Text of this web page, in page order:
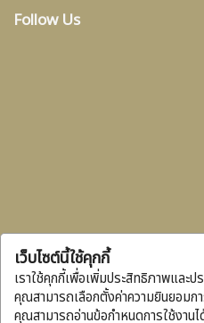
เว็บไซต์นี้ใช้คุกกี้
เราใช้คุกกี้เพื่อเพิ่มประสิทธิภาพและ
คุณสามารถเลือกตั้งค่าความยินยอมก
คุณสามารถอ่านข้อกำหนดการใช้งาน
Follow Us